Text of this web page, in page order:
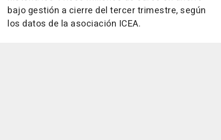
bajo gestión a cierre del tercer trimestre, según
los datos de la asociación ICEA.